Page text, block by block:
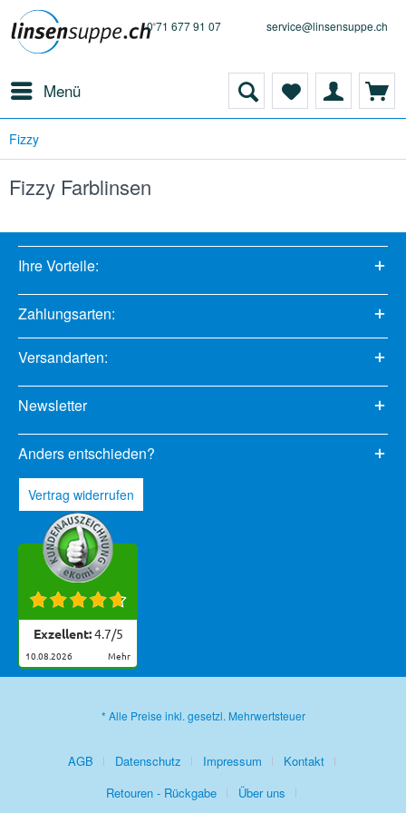
0 71 677 91 07 service@linsensuppe.ch
Menü
Fizzy
Fizzy Farblinsen
Ihre Vorteile:
Zahlungsarten:
Versandarten:
Newsletter
Anders entschieden?
Vertrag widerrufen
Exzellent:4.7/5
10.08.2026 mehr
* Alle Preise inkl. gesetzl. Mehrwertsteuer
AGB Datenschutz Impressum
Kontakt
Retouren - Rückgabe
Über uns